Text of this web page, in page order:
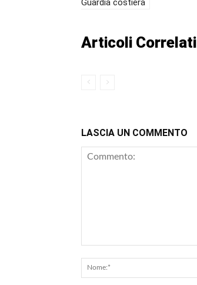
Guardia costiera
Articoli Correlati
LASCIA UN COMMENTO